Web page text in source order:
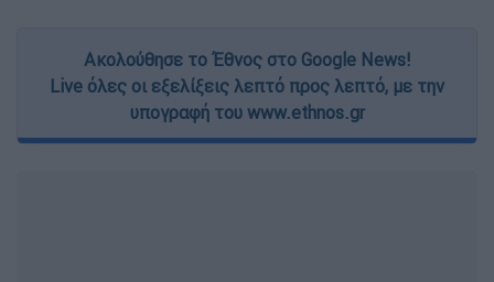
Ακολούθησε το Έθνος στο Google News!
Live όλες οι εξελίξεις λεπτό προς λεπτό, με την
υπογραφή του www.ethnos.gr